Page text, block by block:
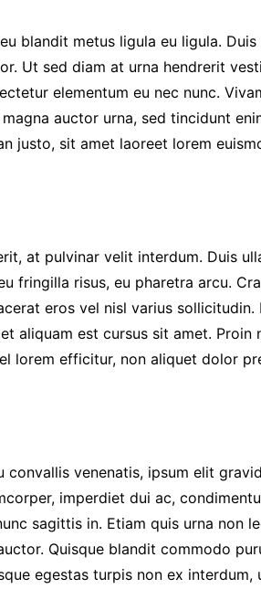
blandit metus ligula eu ligula.
Ut sed diam at urna hendrerit
elementum eu nec nunc.
auctor urna, sed tincidunt
justo, sit amet laoreet lorem
at pulvinar velit interdum. Duis
fringilla risus, eu pharetra arcu.
eros vel nisl varius
aliquam est cursus sit amet. Proin
lorem efficitur, non aliquet dolor
venenatis, ipsum elit
imperdiet dui ac,
sagittis in. Etiam quis urna non
Quisque blandit commodo
egestas turpis non ex interdum,